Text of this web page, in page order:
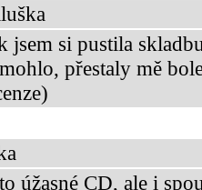
jsem si pustila
přestaly mě
úžasné CD, ale i